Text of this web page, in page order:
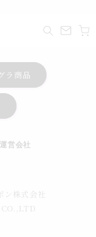
ー
ラ商品
営会社
株式会社